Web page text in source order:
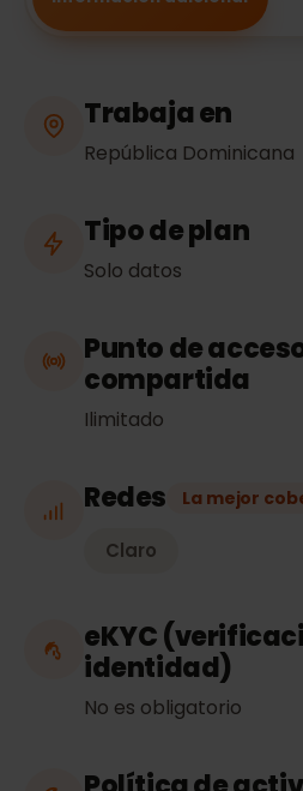
Trabaja en
República Dominicana
Tipo de plan
Solo datos
Punto de
compartida
Ilimitado
Redes La mejor
Claro
eKYC
identidad)
No es obligatorio